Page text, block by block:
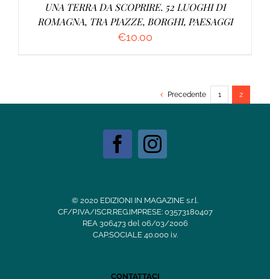
UNA TERRA DA SCOPRIRE. 52 LUOGHI DI
ROMAGNA, TRA PIAZZE, BORGHI, PAESAGGI
€10.00
Precedente 1 2
© 2020 EDIZIONI IN MAGAZINE s.r.l.
CF/P.IVA/ISCR.REG.IMPRESE: 03573180407
REA 306473 del 06/03/2006
CAP.SOCIALE 40.000 i.v.
CONTATTACI